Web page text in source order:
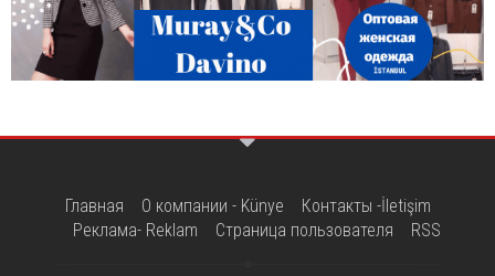
Главная О компании - Künye
Контакты -İletişim
Реклама- Reklam
Страница пользователя RSS